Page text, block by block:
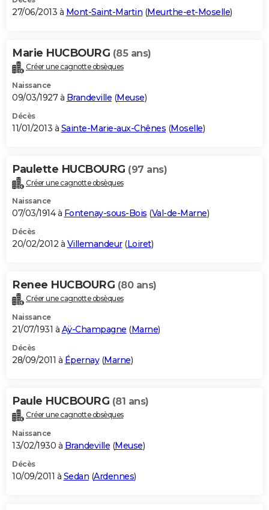
27/06/2013 à Mont-Saint-Martin (Meurthe-et-Moselle)
Marie HUCBOURG (85 ans)
Créer une cagnotte obsèques
Naissance
09/03/1927 à Brandeville (Meuse)
Décès
11/01/2013 à Sainte-Marie-aux-Chênes (Moselle)
Paulette HUCBOURG (97 ans)
Créer une cagnotte obsèques
Naissance
07/03/1914 à Fontenay-sous-Bois (Val-de-Marne)
Décès
20/02/2012 à Villemandeur(Loiret)
Renee HUCBOURG (80 ans)
Créer une cagnotte obsèques
Naissance
21/07/1931 à Aÿ-Champagne (Marne)
Décès
28/09/2011 à Épernay(Marne)
Paule HUCBOURG (81 ans)
Créer une cagnotte obsèques
Naissance
13/02/1930 à Brandeville (Meuse)
Décès
10/09/2011 à Sedan (Ardennes)